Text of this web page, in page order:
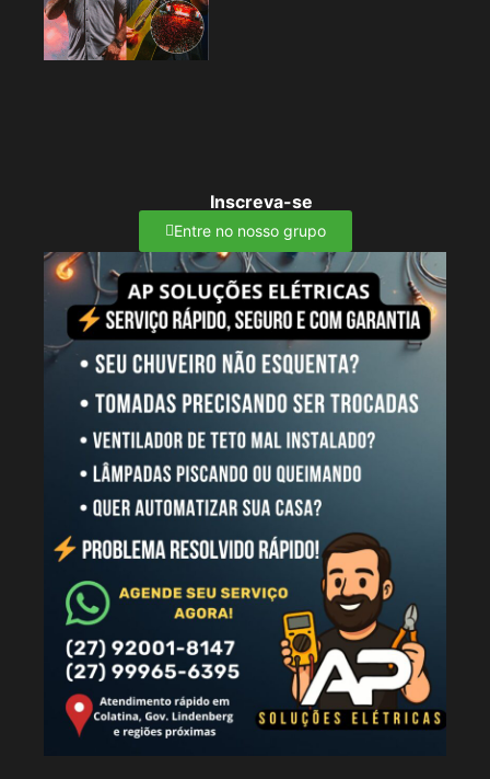
Inscreva-se
Entre no nosso grupo